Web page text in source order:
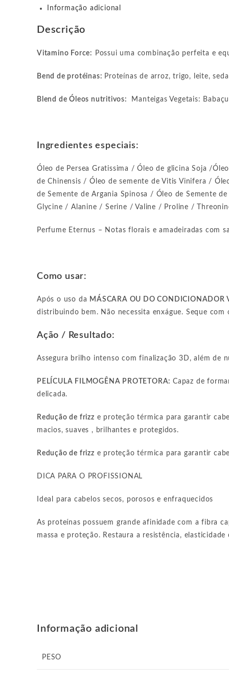
Informação adicional
Descrição
Vitamino Force: Possui uma combinação perfeita e
Bend de protéinas: Proteínas de arroz, trigo, leite,
Blend de Óleos nutritivos: Manteigas Vegetais:
Ingredientes especiais:
Óleo de Persea Gratissima / Óleo de glicina Soja /
de Chinensis / Óleo de semente de Vitis Vinifera /
de Semente de Argania Spinosa / Óleo de Semente
Glycine / Alanine / Serine / Valine / Proline /
Perfume Eternus – Notas florais e amadeiradas com
Como usar:
Após o uso da MÁSCARA OU DO CONDICIONADOR
distribuindo bem. Não necessita enxágue. Seque
Ação / Resultado:
Assegura brilho intenso com finalização 3D, além de
PELÍCULA FILMOGÊNA PROTETORA: Capaz de
delicada.
Redução de frizz e proteção térmica para garantir
macios, suaves , brilhantes e protegidos.
Redução de frizz e proteção térmica para garantir
DICA PARA O PROFISSIONAL
Ideal para cabelos secos, porosos e enfraquecidos
As proteínas possuem grande afinidade com a fibra
massa e proteção. Restaura a resistência,
Informação adicional
PESO